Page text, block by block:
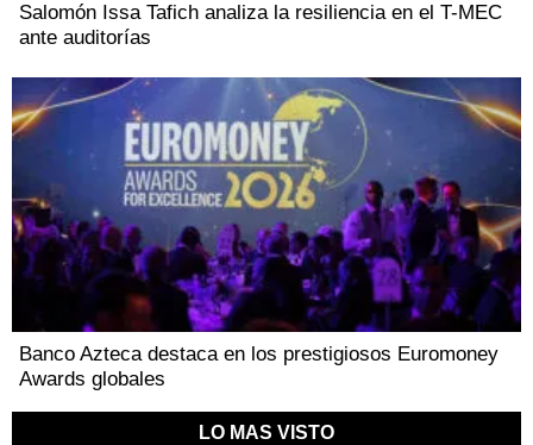
Salomón Issa Tafich analiza la resiliencia en el T-MEC
ante auditorías
Banco Azteca destaca en los prestigiosos Euromoney
Awards globales
LO MAS VISTO